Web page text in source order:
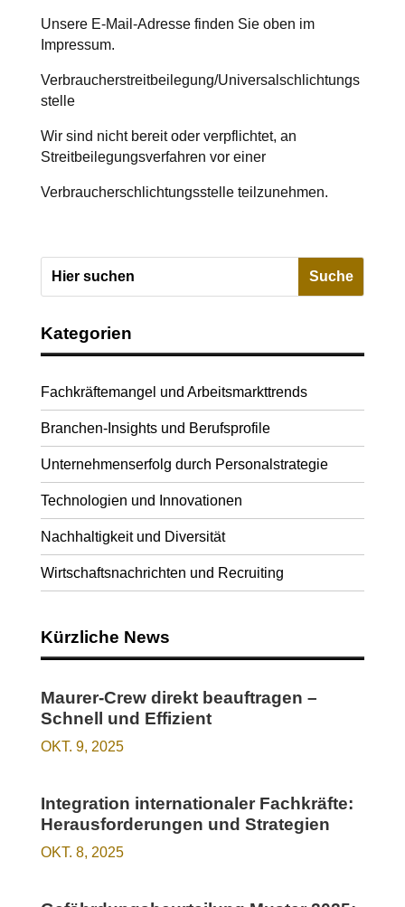
Unsere E-Mail-Adresse finden Sie oben im
Impressum.
Verbraucherstreitbeilegung/Universalschlichtungs
stelle
Wir sind nicht bereit oder verpflichtet, an
Streitbeilegungsverfahren vor einer
Verbraucherschlichtungsstelle teilzunehmen.
Kategorien
Fachkräftemangel und Arbeitsmarkttrends
Branchen-Insights und Berufsprofile
Unternehmenserfolg durch Personalstrategie
Technologien und Innovationen
Nachhaltigkeit und Diversität
Wirtschaftsnachrichten und Recruiting
Kürzliche News
Maurer-Crew direkt beauftragen –
Schnell und Effizient
OKT. 9, 2025
Integration internationaler Fachkräfte:
Herausforderungen und Strategien
OKT. 8, 2025